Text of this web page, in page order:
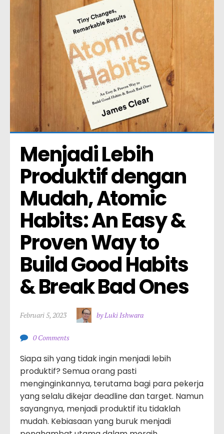
Menjadi Lebih
Produktif dengan
Mudah, Atomic
Habits: An Easy &
Proven Way to
Build Good Habits
& Break Bad Ones
Februari 5, 2023 by Luki Ishwara
0 Comments
Siapa sih yang tidak ingin menjadi lebih
produktif? Semua orang pasti
menginginkannya, terutama bagi para pekerja
yang selalu dikejar deadline dan target. Namun
sayangnya, menjadi produktif itu tidaklah
mudah. Kebiasaan yang buruk menjadi